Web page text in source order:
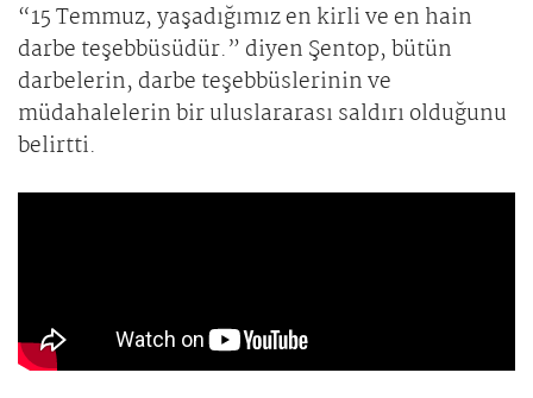
“15 Temmuz, yaşadığımız en kirli ve en hain
darbe teşebbüsüdür.” diyen Şentop, bütün
darbelerin, darbe teşebbüslerinin ve
müdahalelerin bir uluslararası saldırı olduğunu
belirtti.